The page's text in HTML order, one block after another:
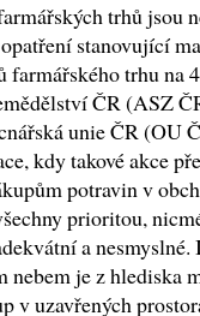
trhů jsou
stanovující
trhu na
ČR (ASZ
unie ČR (OU
kdy takové akce
potravin v
prioritou,
a
nebem je z hlediska
v uzavřených